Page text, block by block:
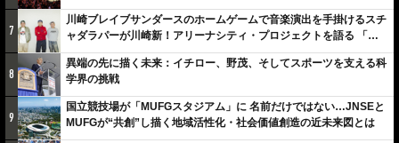
7
川崎ブレイブサンダースのホームゲームで音楽演出を手掛けるスチ
ャダラパーが川崎新！アリーナシティ・プロジェクトを語る 「楽
しみでしかないでしょ。川崎は、ずっと成長曲線だから」
8
異端の先に描く未来：イチロー、野茂、そしてスポーツを支える科
学界の挑戦
9
国立競技場が「MUFGスタジアム」に 名前だけではない…JNSEと
MUFGが“共創”し描く地域活性化・社会価値創造の近未来図とは